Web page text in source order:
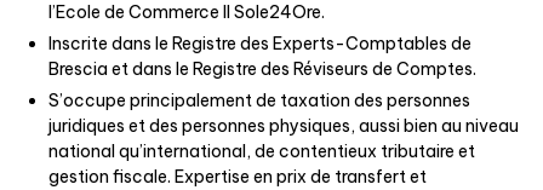
l’Ecole de Commerce Il Sole24Ore.
Inscrite dans le Registre des Experts-Comptables de
Brescia et dans le Registre des Réviseurs de Comptes.
S’occupe principalement de taxation des personnes
juridiques et des personnes physiques, aussi bien au niveau
national qu’international, de contentieux tributaire et
gestion fiscale. Expertise en prix de transfert et